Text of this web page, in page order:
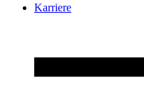
Karriere